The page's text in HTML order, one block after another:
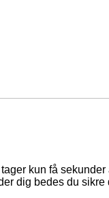
kun få
dig bedes du